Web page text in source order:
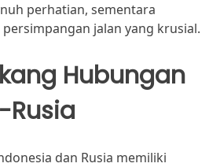
perhatian, sementara
jalan yang krusial.
Hubungan
Rusia
dan Rusia memiliki